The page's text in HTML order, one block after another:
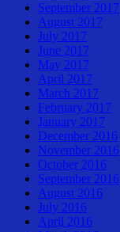
September 2017
August 2017
July 2017
June 2017
May 2017
April 2017
March 2017
February 2017
January 2017
December 2016
November 2016
October 2016
September 2016
August 2016
July 2016
April 2016